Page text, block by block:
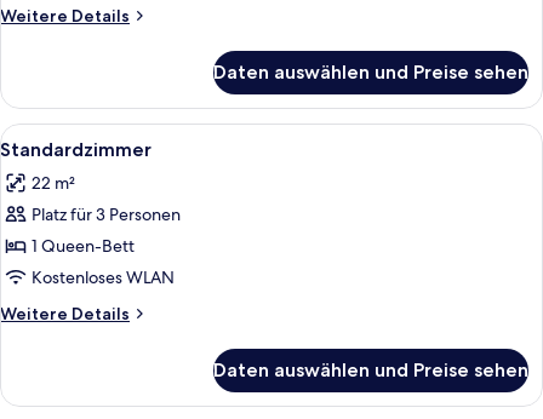
Weitere Details
Weitere
Zweibettzimmer
Daten auswählen und Preise sehen
Alle
Fotos
für
Standardzimmer
anzeigen
Ein Hotelzimmer mit einem großen
6
Standardzimmer
22 m²
Platz für 3 Personen
1 Queen-Bett
Kostenloses WLAN
Weitere Details
Weitere
Daten auswählen und Preise sehen